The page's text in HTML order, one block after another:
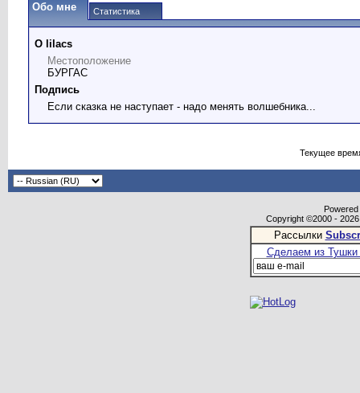
Обо мне Статистика
О lilacs
Местоположение
БУРГАС
Подпись
Если сказка не наступает - надо менять волшебника...
Текущее
Copyright ©2000 -
Рассылки
Сделаем из Тушки